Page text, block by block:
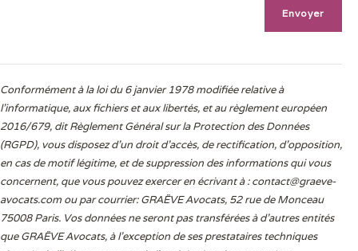
Conformément à la loi du 6 janvier 1978 modifiée relative à
l'informatique, aux fichiers et aux libertés, et au règlement européen
2016/679, dit Règlement Général sur la Protection des Données
(RGPD), vous disposez d’un droit d’accès, de rectification, d’opposition,
en cas de motif légitime, et de suppression des informations qui vous
concernent, que vous pouvez exercer en écrivant à :contact@graeve-
avocats.com ou par courrier: GRAËVE Avocats, 52 rue de Monceau
75008 Paris. Vos données ne seront pas transférées à d’autres entités
que GRAËVE Avocats, à l’exception de ses prestataires techniques